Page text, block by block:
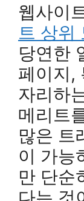
웹사이
트 상위
당연한
페이지,
자리하
메리트
많은 트
이 가능
만 단순
다는 것